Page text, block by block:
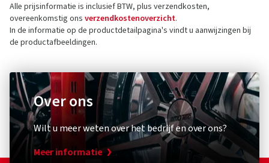
Alle prijsinformatie is inclusief BTW, plus verzendkosten,
overeenkomstig ons verzendkostenoverzicht.
In de informatie op de productdetailpagina's vindt u aanwijzingen bij
de productafbeeldingen.
Over ons
Wilt u meer weten over het bedrijf en over ons?
Meer informatie